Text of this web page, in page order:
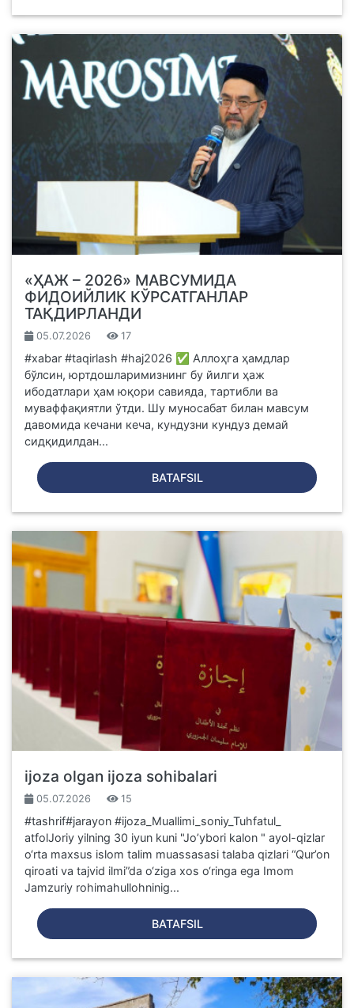
«ҲАЖ – 2026» МАВСУМИДА
ФИДОИЙЛИК КЎРСАТГАНЛАР
ТАҚДИРЛАНДИ
05.07.2026 17
#xabar #taqirlash #haj2026 ✅ Аллоҳга ҳамдлар
бўлсин, юртдошларимизнинг бу йилги ҳаж
ибодатлари ҳам юқори савияда, тартибли ва
муваффақиятли ўтди. Шу муносабат билан мавсум
давомида кечани кеча, кундузни кундуз демай
сидқидилдан...
BATAFSIL
ijoza olgan ijoza sohibalari
05.07.2026 15
#tashrif#jarayon #ijoza_Muallimi_soniy_Tuhfatul_
atfolJoriy yilning 30 iyun kuni "Joʼybori kalon " ayol-qizlar
o‘rta maxsus islom talim muassasasi talaba qizlari “Qur’on
qiroati va tajvid ilmi”da o‘ziga xos o‘ringa ega Imom
Jamzuriy rohimahullohninig...
BATAFSIL